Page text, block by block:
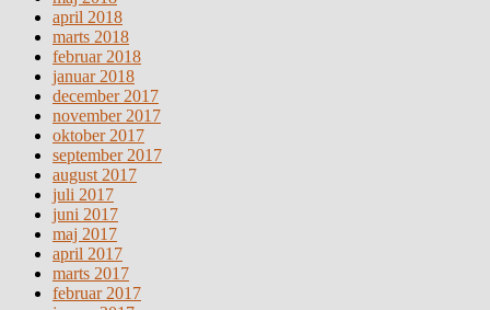
april 2018
marts 2018
februar 2018
januar 2018
december 2017
november 2017
oktober 2017
september 2017
august 2017
juli 2017
juni 2017
maj 2017
april 2017
marts 2017
februar 2017